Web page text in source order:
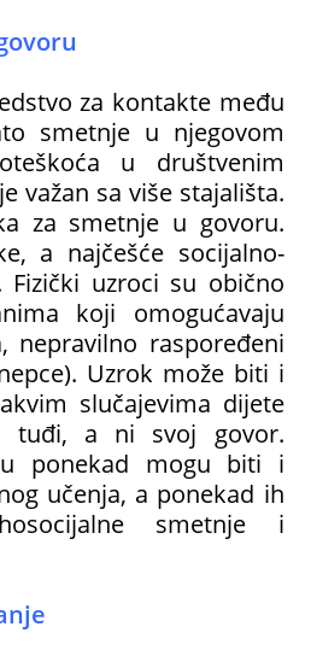
za kontakte među
smetnje u njegovom
u društvenim
važan sa više stajališta.
za smetnje u govoru.
a najčešće socijalno-
uzroci su obično
koji omogućavaju
nepravilno raspoređeni
Uzrok može biti i
slučajevima dijete
tuđi, a ni svoj govor.
ponekad mogu biti i
učenja, a ponekad ih
smetnje i